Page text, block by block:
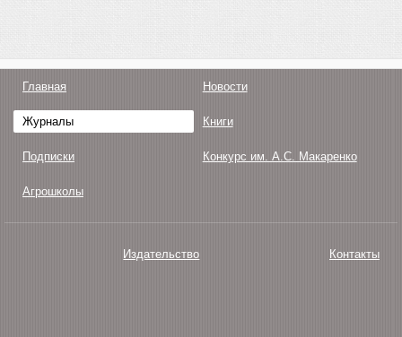
Главная Новости
Журналы Книги
Подписки Конкурс им. А.С. Макаренко
Агрошколы
Издательство Контакты